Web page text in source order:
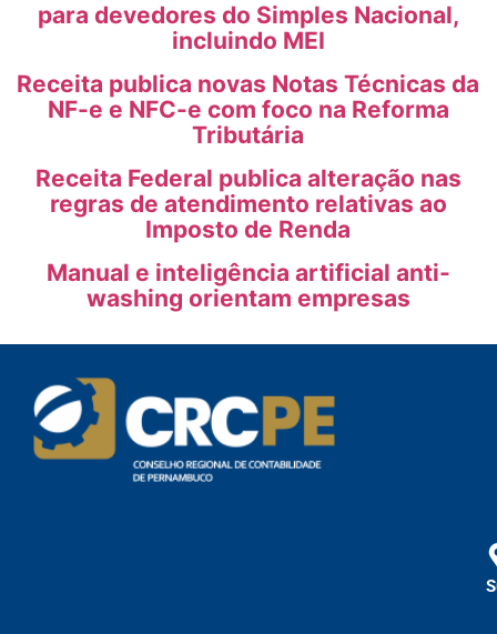
para devedores do Simples Nacional,
incluindo MEI
Receita publica novas Notas Técnicas da
NF-e e NFC-e com foco na Reforma
Tributária
Receita Federal publica alteração nas
regras de atendimento relativas ao
Imposto de Renda
Manual e inteligência artificial anti-
washing orientam empresas